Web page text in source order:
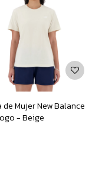
de Mujer New Balance
- Beige